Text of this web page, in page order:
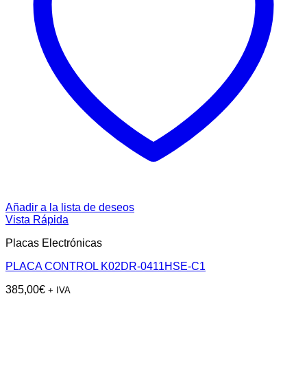
Añadir a la lista de deseos
Vista Rápida
Placas Electrónicas
PLACA CONTROL K02DR-0411HSE-C1
385,00€ + IVA